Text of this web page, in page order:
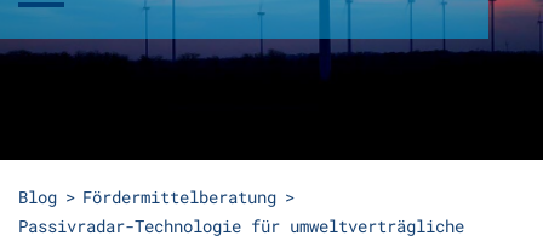
Blog
Fördermittelberatung
Passivradar-Technologie für umweltverträgliche